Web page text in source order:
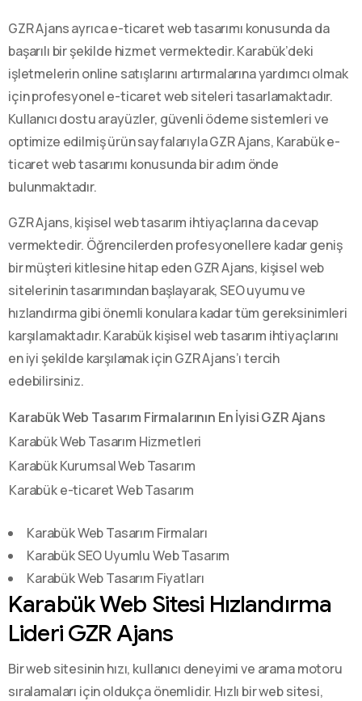
GZR Ajans ayrıca e-ticaret web tasarımı konusunda da
başarılı bir şekilde hizmet vermektedir. Karabük’deki
işletmelerin online satışlarını artırmalarına yardımcı olmak
için profesyonel e-ticaret web siteleri tasarlamaktadır.
Kullanıcı dostu arayüzler, güvenli ödeme sistemleri ve
optimize edilmiş ürün sayfalarıyla GZR Ajans, Karabük e-
ticaret web tasarımı konusunda bir adım önde
bulunmaktadır.
GZR Ajans, kişisel web tasarım ihtiyaçlarına da cevap
vermektedir. Öğrencilerden profesyonellere kadar geniş
bir müşteri kitlesine hitap eden GZR Ajans, kişisel web
sitelerinin tasarımından başlayarak, SEO uyumu ve
hızlandırma gibi önemli konulara kadar tüm gereksinimleri
karşılamaktadır. Karabük kişisel web tasarım ihtiyaçlarını
en iyi şekilde karşılamak için GZR Ajans’ı tercih
edebilirsiniz.
Karabük Web Tasarım Firmalarının En İyisi GZR Ajans
Karabük Web Tasarım Hizmetleri
Karabük Kurumsal Web Tasarım
Karabük e-ticaret Web Tasarım
Karabük Web Tasarım Firmaları
Karabük SEO Uyumlu Web Tasarım
Karabük Web Tasarım Fiyatları
Karabük Web Sitesi Hızlandırma
Lideri GZR Ajans
Bir web sitesinin hızı, kullanıcı deneyimi ve arama motoru
sıralamaları için oldukça önemlidir. Hızlı bir web sitesi,